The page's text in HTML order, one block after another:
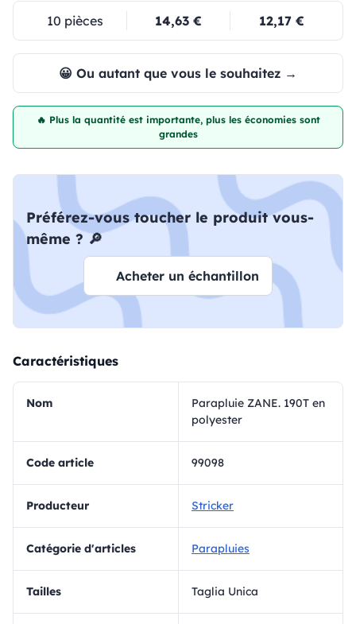
10 pièces 14,63 € 12,17 €
😀 Ou autant que vous le souhaitez →
🔥 Plus la quantité est importante, plus les économies sont
grandes
Préférez-vous toucher le produit vous-
même ? 🔎
Acheter un échantillon
Caractéristiques
Nom
Parapluie ZANE. 190T en
polyester
Code article 99098
Producteur Stricker
Catégorie d'articles Parapluies
Tailles Taglia Unica